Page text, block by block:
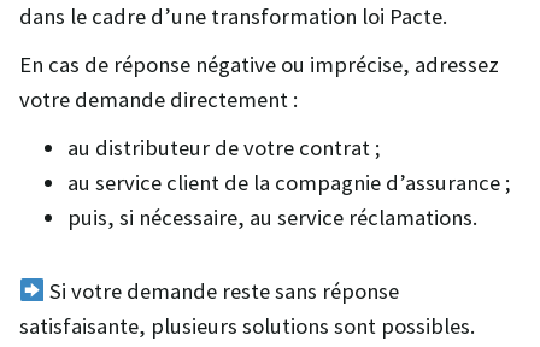
dans le cadre d’une transformation loi Pacte.
En cas de réponse négative ou imprécise, adressez
votre demande directement :
au distributeur de votre contrat ;
au service client de la compagnie d’assurance ;
puis, si nécessaire, au service réclamations.
Si votre demande reste sans réponse
satisfaisante, plusieurs solutions sont possibles.